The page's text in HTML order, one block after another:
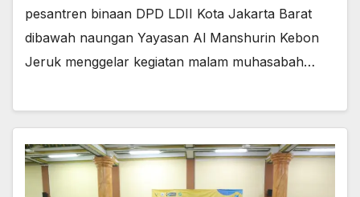
pesantren binaan DPD LDII Kota Jakarta Barat
dibawah naungan Yayasan Al Manshurin Kebon
Jeruk menggelar kegiatan malam muhasabah…